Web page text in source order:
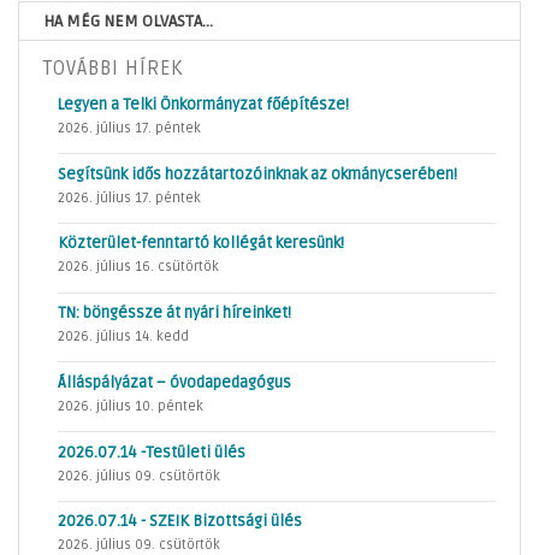
HA MÉG NEM OLVASTA...
TOVÁBBI HÍREK
Legyen a Telki Önkormányzat főépítésze!
2026. július 17. péntek
Segítsünk idős hozzátartozóinknak az okmánycserében!
2026. július 17. péntek
Közterület-fenntartó kollégát keresünk!
2026. július 16. csütörtök
TN: böngéssze át nyári híreinket!
2026. július 14. kedd
Álláspályázat – óvodapedagógus
2026. július 10. péntek
2026.07.14 -Testületi ülés
2026. július 09. csütörtök
2026.07.14 - SZEIK Bizottsági ülés
2026. július 09. csütörtök